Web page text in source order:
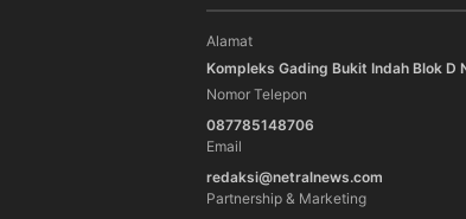
Alamat
Kompleks Gading Bukit Indah Blok
Nomor Telepon
087785148706
Email
redaksi@netralnews.com
Partnership & Marketing